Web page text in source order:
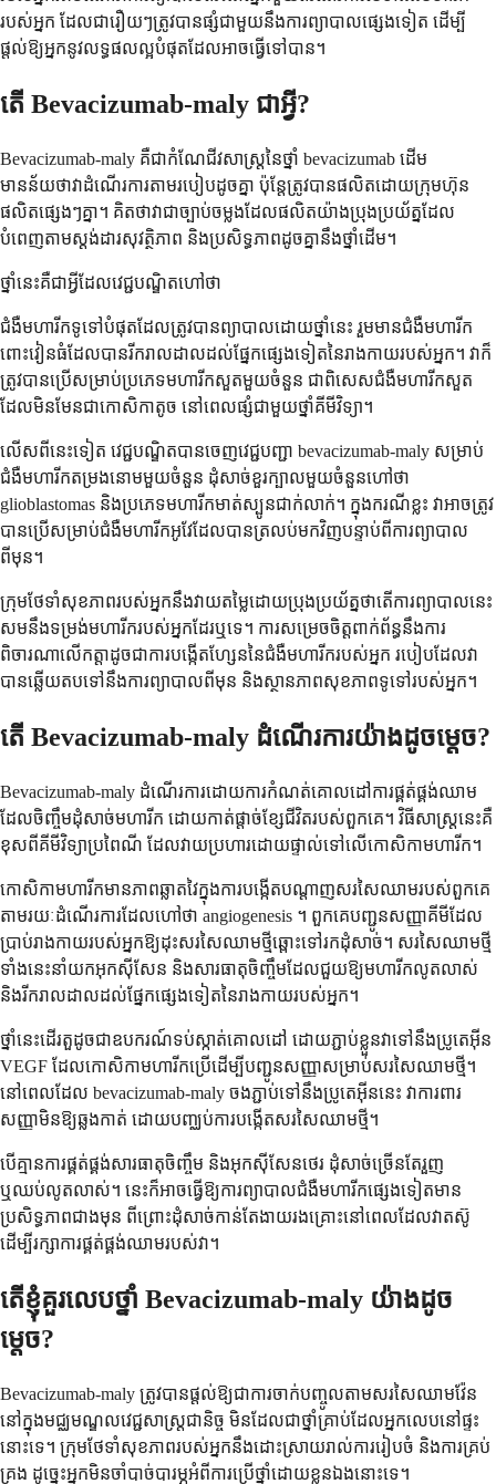
របស់អ្នក ដែលជារឿយៗត្រូវបានផ្សំជាមួយនឹងការព្យាបាលផ្សេងទៀត ដើម្បី
ផ្តល់ឱ្យអ្នកនូវលទ្ធផលល្អបំផុតដែលអាចធ្វើទៅបាន។
តើ Bevacizumab-maly ជាអ្វី?
Bevacizumab-maly គឺជាកំណែជីវសាស្ត្រនៃថ្នាំ bevacizumab ដើម
មានន័យថាវាដំណើរការតាមរបៀបដូចគ្នា ប៉ុន្តែត្រូវបានផលិតដោយក្រុមហ៊ុន
ផលិតផ្សេងៗគ្នា។ គិតថាវាជាច្បាប់ចម្លងដែលផលិតយ៉ាងប្រុងប្រយ័ត្នដែល
បំពេញតាមស្តង់ដារសុវត្ថិភាព និងប្រសិទ្ធភាពដូចគ្នានឹងថ្នាំដើម។
ថ្នាំនេះគឺជាអ្វីដែលវេជ្ជបណ្ឌិតហៅថា
ជំងឺមហារីកទូទៅបំផុតដែលត្រូវបានព្យាបាលដោយថ្នាំនេះ រួមមានជំងឺមហារីក
ពោះវៀនធំដែលបានរីករាលដាលដល់ផ្នែកផ្សេងទៀតនៃរាងកាយរបស់អ្នក។ វាក៏
ត្រូវបានប្រើសម្រាប់ប្រភេទមហារីកសួតមួយចំនួន ជាពិសេសជំងឺមហារីកសួត
ដែលមិនមែនជាកោសិកាតូច នៅពេលផ្សំជាមួយថ្នាំគីមីវិទ្យា។
លើសពីនេះទៀត វេជ្ជបណ្ឌិតបានចេញវេជ្ជបញ្ជា bevacizumab-maly សម្រាប់
ជំងឺមហារីកតម្រងនោមមួយចំនួន ដុំសាច់ខួរក្បាលមួយចំនួនហៅថា
glioblastomas និងប្រភេទមហារីកមាត់ស្បូនជាក់លាក់។ ក្នុងករណីខ្លះ វាអាចត្រូវ
បានប្រើសម្រាប់ជំងឺមហារីកអូវែដែលបានត្រលប់មកវិញបន្ទាប់ពីការព្យាបាល
ពីមុន។
ក្រុមថែទាំសុខភាពរបស់អ្នកនឹងវាយតម្លៃដោយប្រុងប្រយ័ត្នថាតើការព្យាបាលនេះ
សមនឹងទម្រង់មហារីករបស់អ្នកដែរឬទេ។ ការសម្រេចចិត្តពាក់ព័ន្ធនឹងការ
ពិចារណាលើកត្តាដូចជាការបង្កើតហ្សែននៃជំងឺមហារីករបស់អ្នក របៀបដែលវា
បានឆ្លើយតបទៅនឹងការព្យាបាលពីមុន និងស្ថានភាពសុខភាពទូទៅរបស់អ្នក។
តើ Bevacizumab-maly ដំណើរការយ៉ាងដូចម្តេច?
Bevacizumab-maly ដំណើរការដោយការកំណត់គោលដៅការផ្គត់ផ្គង់ឈាម
ដែលចិញ្ចឹមដុំសាច់មហារីក ដោយកាត់ផ្តាច់ខ្សែជីវិតរបស់ពួកគេ។ វិធីសាស្ត្រនេះគឺ
ខុសពីគីមីវិទ្យាប្រពៃណី ដែលវាយប្រហារដោយផ្ទាល់ទៅលើកោសិកាមហារីក។
កោសិកាមហារីកមានភាពឆ្លាតវៃក្នុងការបង្កើតបណ្តាញសរសៃឈាមរបស់ពួកគេ
តាមរយៈដំណើរការដែលហៅថា angiogenesis ។ ពួកគេបញ្ជូនសញ្ញាគីមីដែល
ប្រាប់រាងកាយរបស់អ្នកឱ្យដុះសរសៃឈាមថ្មីឆ្ពោះទៅរកដុំសាច់។ សរសៃឈាមថ្មី
ទាំងនេះនាំយកអុកស៊ីសែន និងសារធាតុចិញ្ចឹមដែលជួយឱ្យមហារីកលូតលាស់
និងរីករាលដាលដល់ផ្នែកផ្សេងទៀតនៃរាងកាយរបស់អ្នក។
ថ្នាំនេះដើរតួដូចជាឧបករណ៍ទប់ស្កាត់គោលដៅ ដោយភ្ជាប់ខ្លួនវាទៅនឹងប្រូតេអ៊ីន
VEGF ដែលកោសិកាមហារីកប្រើដើម្បីបញ្ជូនសញ្ញាសម្រាប់សរសៃឈាមថ្មី។
នៅពេលដែល bevacizumab-maly ចងភ្ជាប់ទៅនឹងប្រូតេអ៊ីននេះ វាការពារ
សញ្ញាមិនឱ្យឆ្លងកាត់ ដោយបញ្ឈប់ការបង្កើតសរសៃឈាមថ្មី។
បើគ្មានការផ្គត់ផ្គង់សារធាតុចិញ្ចឹម និងអុកស៊ីសែនថេរ ដុំសាច់ច្រើនតែរួញ
ឬឈប់លូតលាស់។ នេះក៏អាចធ្វើឱ្យការព្យាបាលជំងឺមហារីកផ្សេងទៀតមាន
ប្រសិទ្ធភាពជាងមុន ពីព្រោះដុំសាច់កាន់តែងាយរងគ្រោះនៅពេលដែលវាតស៊ូ
ដើម្បីរក្សាការផ្គត់ផ្គង់ឈាមរបស់វា។
តើខ្ញុំគួរលេបថ្នាំ Bevacizumab-maly យ៉ាងដូច
ម្តេច?
Bevacizumab-maly ត្រូវ​បាន​ផ្តល់​ឱ្យ​ជា​ការ​ចាក់​បញ្ចូល​តាម​សរសៃ​ឈាម​វ៉ែន​
នៅ​ក្នុង​មជ្ឈមណ្ឌល​វេជ្ជសាស្ត្រ​ជានិច្ច មិន​ដែល​ជា​ថ្នាំ​គ្រាប់​ដែល​អ្នក​លេប​នៅ​ផ្ទះ​
នោះ​ទេ។ ក្រុម​ថែទាំ​សុខភាព​របស់​អ្នក​នឹង​ដោះស្រាយ​រាល់​ការ​រៀបចំ និង​ការ​គ្រប់
គ្រង ដូច្នេះ​អ្នក​មិន​ចាំបាច់​បារម្ភ​អំពី​ការ​ប្រើ​ថ្នាំ​ដោយ​ខ្លួន​ឯង​នោះ​ទេ។